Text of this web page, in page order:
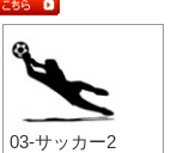
03-サッカー2